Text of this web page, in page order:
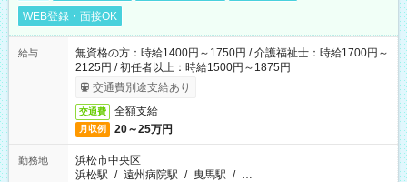
WEB登録・面接OK
給与
無資格の方：時給1400円～1750円 / 介護福祉士：時給1700円～
2125円 / 初任者以上：時給1500円～1875円
交通費別途支給あり
交通費 全額支給
月収例 20～25万円
勤務地
浜松市中央区
浜松駅 / 遠州病院駅 / 曳馬駅 / …